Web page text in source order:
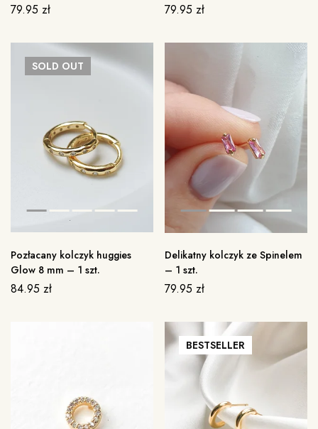
79.95 zł 79.95 zł
SOLD OUT
Pozłacany kolczyk huggies
Glow 8 mm – 1 szt.
84.95 zł
Delikatny kolczyk ze Spinelem
– 1 szt.
79.95 zł
BESTSELLER